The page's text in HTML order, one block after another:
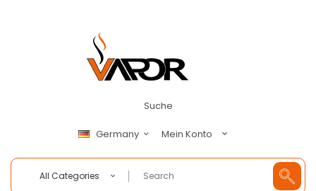
Suche
Germany Mein Konto
All Categories